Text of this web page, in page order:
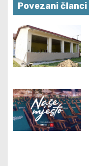
n
a
v
i
g
a
t
Povezani članci